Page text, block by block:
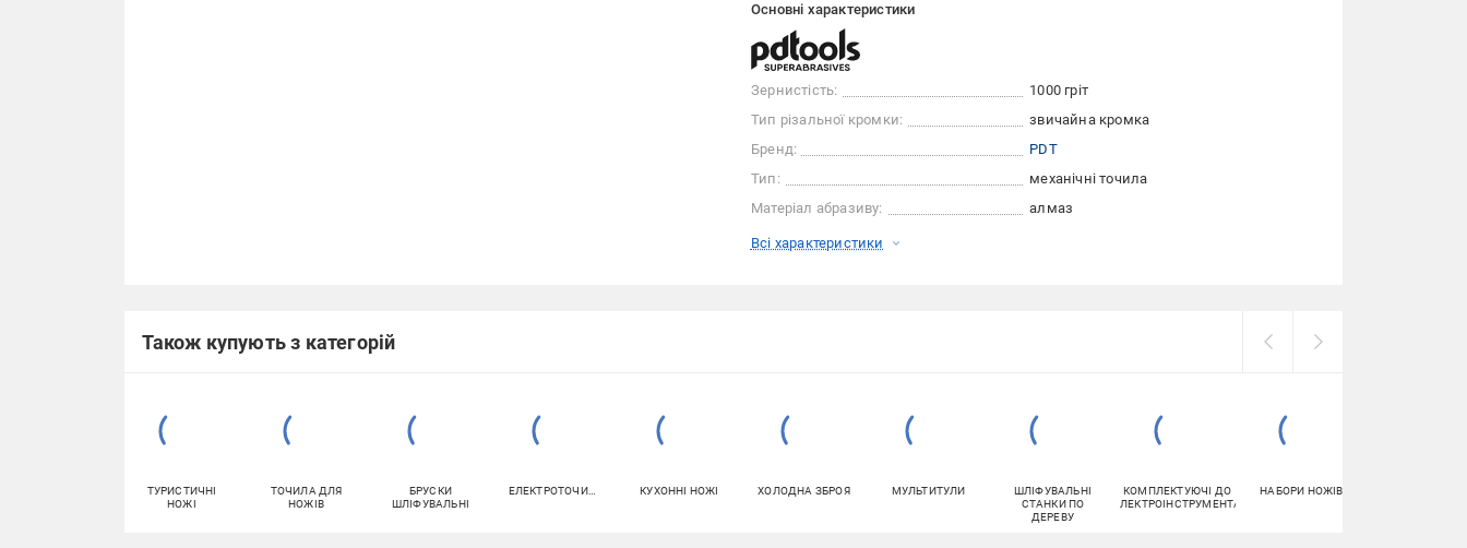
Основні характеристики
Зернистість:
1000 гріт
Тип різальної кромки:
звичайна кромка
Бренд:
PDT
Тип:
механічні точила
Матеріал абразиву:
алмаз
Всі характеристики
Також купують з категорій
ТУРИСТИЧНІ
НОЖІ
ТОЧИЛА ДЛЯ
НОЖІВ
БРУСКИ
ШЛІФУВАЛЬНІ
ЕЛЕКТРОТОЧИЛА КУХОННІ НОЖІ ХОЛОДНА ЗБРОЯ МУЛЬТИТУЛИ
ШЛІФУВАЛЬНІ
СТАНКИ ПО
ДЕРЕВУ
КОМПЛЕКТУЮЧІ ДО
ЕЛЕКТРОІНСТРУМЕНТА
НАБОРИ НОЖІВ